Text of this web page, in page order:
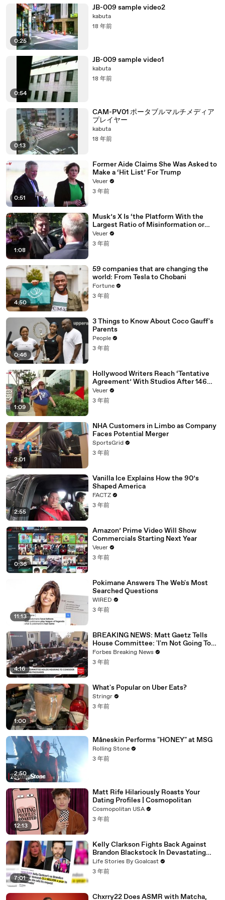
0:25
JB-009 sample video2
kabuta
18 年前
0:54
JB-009 sample video1
kabuta
18 年前
0:13
CAM-PV01 ポータブルマルチメディア
プレイヤー
kabuta
18 年前
0:51
Former Aide Claims She Was Asked to
Make a ‘Hit List’ For Trump
Veuer
3 年前
1:08
Musk’s X Is ‘the Platform With the
Largest Ratio of Misinformation or
Disinformation’ Amongst All Social
Media Platforms
Veuer
3 年前
4:50
59 companies that are changing the
world: From Tesla to Chobani
Fortune
3 年前
0:46
3 Things to Know About Coco Gauff's
Parents
People
3 年前
1:09
Hollywood Writers Reach ‘Tentative
Agreement’ With Studios After 146
Day Strike
Veuer
3 年前
2:01
NHA Customers in Limbo as Company
Faces Potential Merger
SportsGrid
3 年前
2:55
Vanilla Ice Explains How the 90’s
Shaped America
FACTZ
3 年前
0:36
Amazon’ Prime Video Will Show
Commercials Starting Next Year
Veuer
3 年前
11:13
Pokimane Answers The Web's Most
Searched Questions
WIRED
3 年前
4:16
BREAKING NEWS: Matt Gaetz Tells
House Committee: 'I'm Not Going To
Vote For A Continuing Resolution'
Forbes Breaking News
3 年前
1:00
What's Popular on Uber Eats?
Stringr
3 年前
2:50
Måneskin Performs "HONEY" at MSG
Rolling Stone
3 年前
12:13
Matt Rife Hilariously Roasts Your
Dating Profiles | Cosmopolitan
Cosmopolitan USA
3 年前
7:01
Kelly Clarkson Fights Back Against
Brandon Blackstock In Devastating
Divorce Battle
Life Stories By Goalcast
3 年前
Chxrry22 Does ASMR with Matcha,